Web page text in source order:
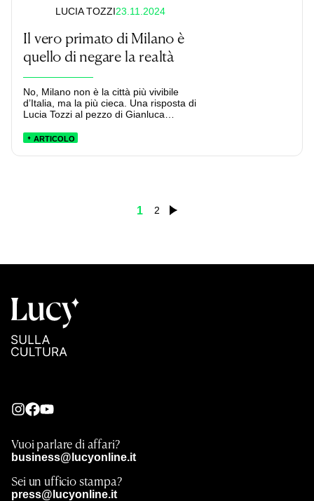
LUCIA TOZZI23.11.2024
Il vero primato di Milano è
quello di negare la realtà
No, Milano non è la città più vivibile
d’Italia, ma la più cieca. Una risposta di
Lucia Tozzi al pezzo di Gianluca
ARTICOLO
1 2
Vuoi parlare di affari?
business@lucyonline.it
Sei un ufficio stampa?
press@lucyonline.it